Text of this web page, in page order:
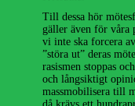
Till dessa hör
gäller även för våra
vi inte ska forcera
”störa ut” deras
rasismen stoppas
och långsiktigt
massmobilisera till